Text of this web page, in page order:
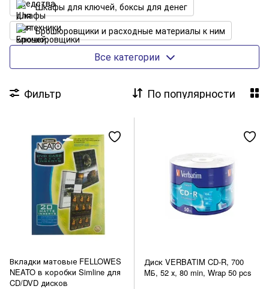
Шкафы для ключей, боксы для денег
Брошюровщики и расходные материалы к ним
Сетевые фильтры (удлинители)
Резаки
Все категории
Фильтр По популярности
Вкладки матовые FELLOWES
NEATO в коробки Simline для
CD/DVD дисков
Диск VERBATIM CD-R, 700
MБ, 52 х, 80 min, Wrap 50 pcs